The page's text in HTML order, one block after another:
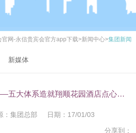
官网-永信贵宾会官方app下载>新闻中心>集团新闻
新媒体
精品是怎么样炼成的——五大体系造就翔顺花园酒店点心精品
集团总部 日期：17/01/03
分享到：